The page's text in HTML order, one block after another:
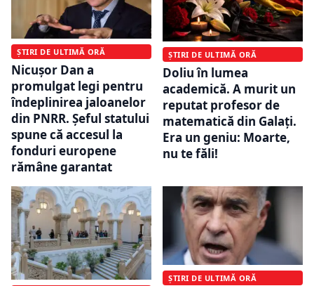
ȘTIRI DE ULTIMĂ ORĂ
Nicușor Dan a
promulgat legi pentru
îndeplinirea jaloanelor
din PNRR. Șeful statului
spune că accesul la
fonduri europene
rămâne garantat
ȘTIRI DE ULTIMĂ ORĂ
Doliu în lumea
academică. A murit un
reputat profesor de
matematică din Galați.
Era un geniu: Moarte,
nu te făli!
ȘTIRI DE ULTIMĂ ORĂ